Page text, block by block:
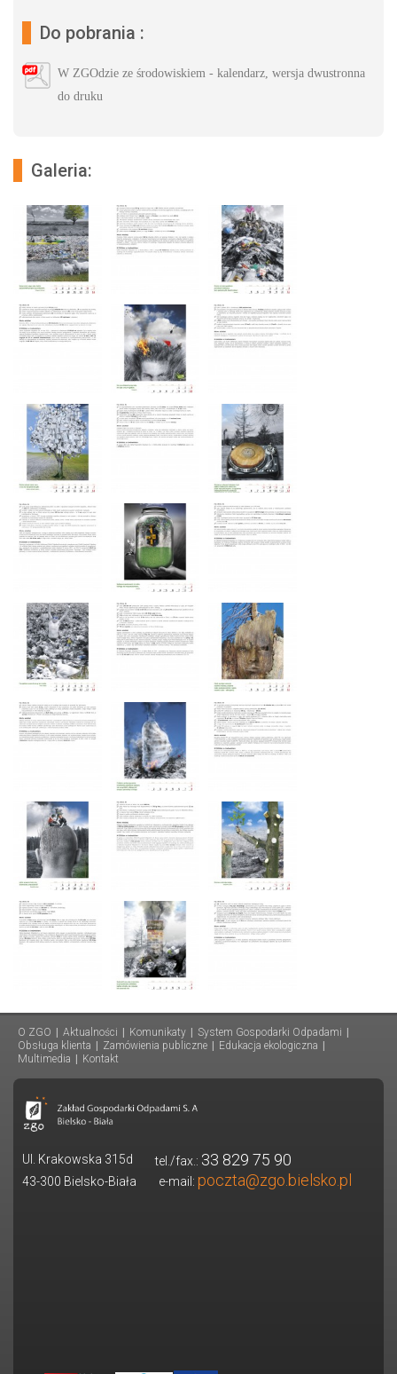
Do pobrania :
W ZGOdzie ze środowiskiem - kalendarz, wersja dwustronna
do druku
Galeria:
O ZGO Aktualności Komunikaty System Gospodarki Odpadami
Obsługa klienta
Zamówienia publiczne Edukacja ekologiczna
Multimedia
Kontakt
Ul. Krakowska 315d tel./fax.: 33 829 75 90
43-300 Bielsko-Biała e-mail: poczta@zgo.bielsko.pl